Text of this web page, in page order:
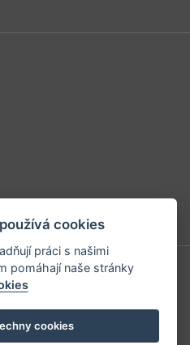
cookies
práci s našimi
pomáhají naše stránky
cookies